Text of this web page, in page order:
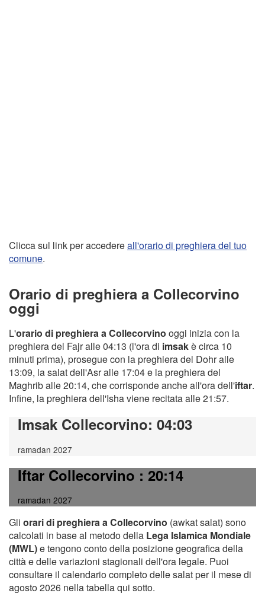
Clicca sul link per accedereall'orario di preghiera del tuo
comune.
Orario di preghiera a Collecorvino
oggi
L'orario di preghiera a Collecorvino oggi inizia con la
preghiera del Fajr alle 04:13 (l'ora di imsakè circa 10
minuti prima), prosegue con la preghiera del Dohr alle
13:09, la salat dell'Asr alle 17:04 e la preghiera del
Maghrib alle 20:14, che corrisponde anche all'ora dell'iftar.
Infine, la preghiera dell'Isha viene recitata alle 21:57.
Imsak Collecorvino: 04:03
ramadan 2027
Iftar Collecorvino: 20:14
ramadan 2027
Gli orari di preghiera a Collecorvino (awkat salat) sono
calcolati in base al metodo della Lega Islamica Mondiale
(MWL)e tengono conto della posizione geografica della
città e delle variazioni stagionali dell'ora legale. Puoi
consultare il calendario completo delle salat per il mese di
agosto 2026 nella tabella qui sotto.